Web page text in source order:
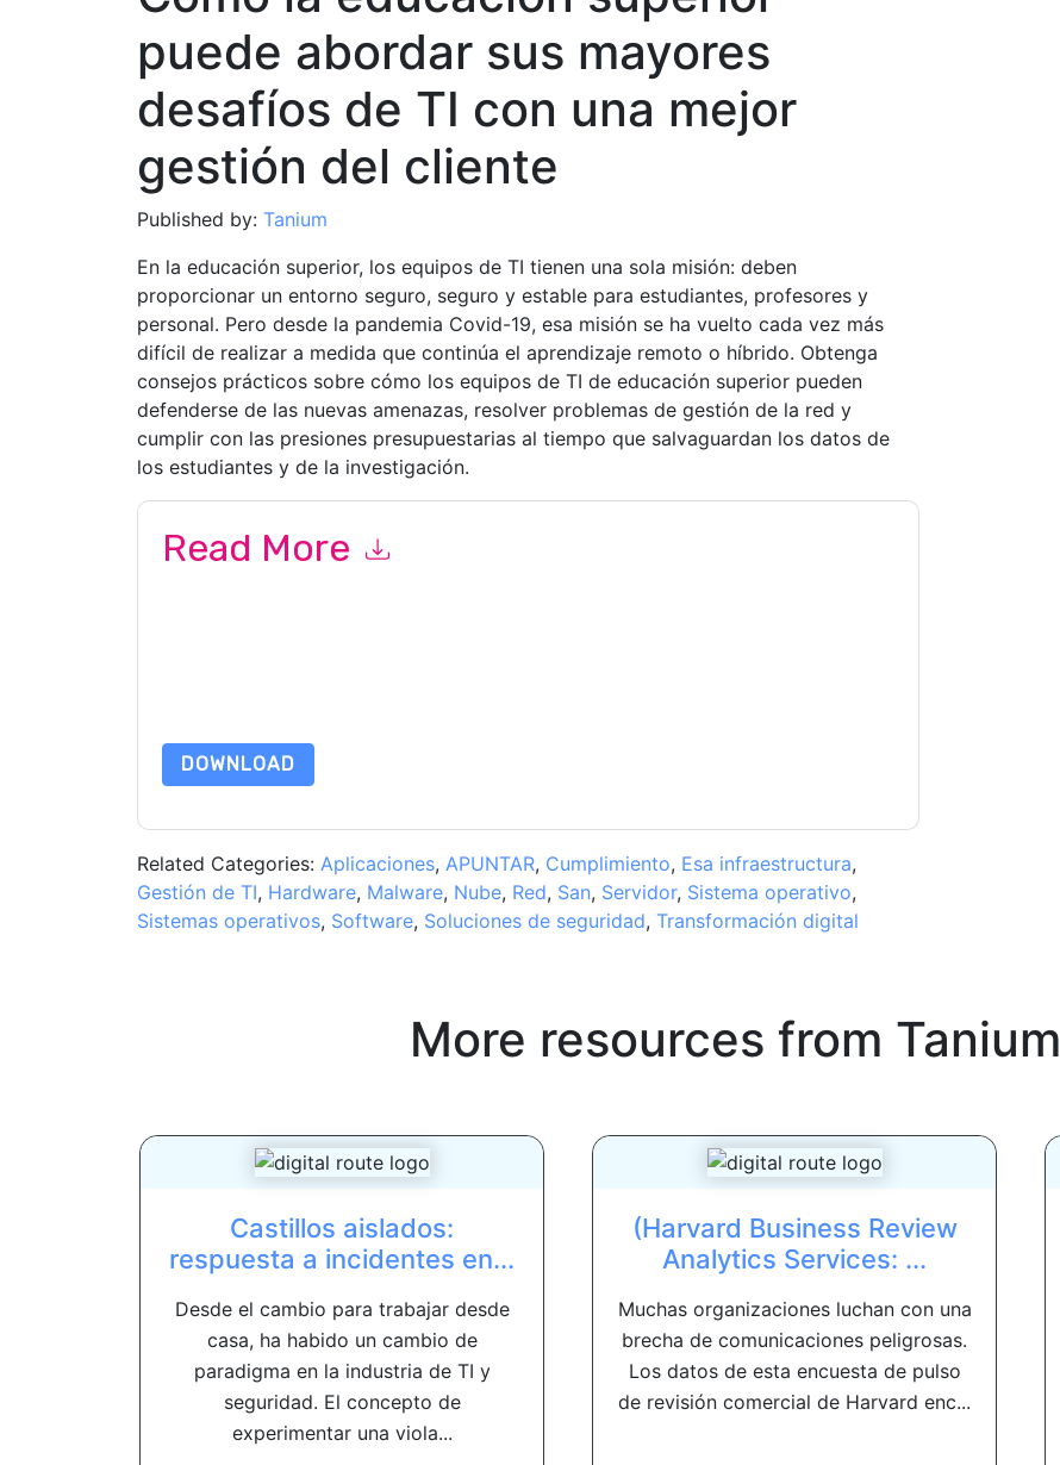
puede abordar sus mayores
desafíos de TI con una mejor
gestión del cliente
Published by: Tanium
En la educación superior, los equipos de TI tienen una sola misión: deben
proporcionar un entorno seguro, seguro y estable para estudiantes, profesores y
personal. Pero desde la pandemia Covid-19, esa misión se ha vuelto cada vez más
difícil de realizar a medida que continúa el aprendizaje remoto o híbrido. Obtenga
consejos prácticos sobre cómo los equipos de TI de educación superior pueden
defenderse de las nuevas amenazas, resolver problemas de gestión de la red y
cumplir con las presiones presupuestarias al tiempo que salvaguardan los datos de
los estudiantes y de la investigación.
Read More
DOWNLOAD
Related Categories: Aplicaciones, APUNTAR, Cumplimiento, Esa infraestructura,
Gestión de TI, Hardware, Malware, Nube, Red, San, Servidor, Sistema operativo,
Sistemas operativos, Software, Soluciones de seguridad, Transformación digital
More resources from Tanium
Castillos aislados:
respuesta a incidentes en...
Desde el cambio para trabajar desde
casa, ha habido un cambio de
paradigma en la industria de TI y
seguridad. El concepto de
experimentar una viola...
(Harvard Business Review
Analytics Services: ...
Muchas organizaciones luchan con una
brecha de comunicaciones peligrosas.
Los datos de esta encuesta de pulso
de revisión comercial de Harvard enc...